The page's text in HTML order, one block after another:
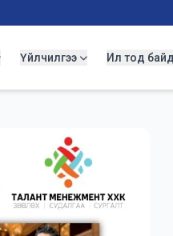
Үйлчилгээ Ил тод